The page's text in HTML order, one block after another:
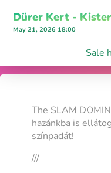
Dürer Kert -
May 21, 2026 18:00
Sale
The SLAM
hazánkba is
színpadát!
///